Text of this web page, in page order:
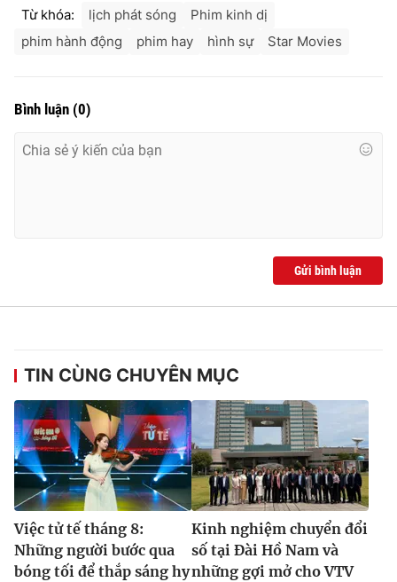
Từ khóa: lịch phát sóng
Phim kinh dị
phim hành động
phim hay hình sự Star Movies
Bình luận (0)
Gửi bình luận
TIN CÙNG CHUYÊN MỤC
Việc tử tế tháng 8:
Những người bước qua
bóng tối để thắp sáng hy
Kinh nghiệm chuyển đổi
số tại Đài Hồ Nam và
những gợi mở cho VTV